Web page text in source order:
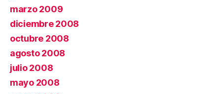
marzo 2009
diciembre 2008
octubre 2008
agosto 2008
julio 2008
mayo 2008